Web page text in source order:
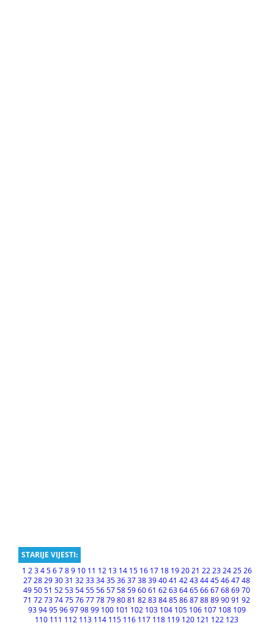
STARIJE VIJESTI:
1 23456789 10 11 12 13 14 15 16 17 18 192021 2223242526
27 28 29 30 31 32 33 34 35 36 37 38 39 40 41 42 43 44 45 46 47 48
49 50 51 52 53 54 55 56 57 58 59 60 61 62 63 64 65 66 67 68 69 70
71 72 73 74 75 76 77 78 79 80 81 82 83 84 85 86 87 88 89 90 91 92
93949596979899 100 101 102 103 104 105 106 107 108 109
110 111 112 113 114 115 116 117 118 119 120 121 122 123